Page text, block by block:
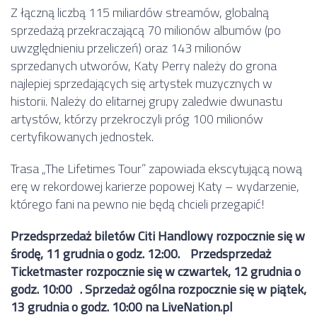
Z łączną liczbą 115 miliardów streamów, globalną
sprzedażą przekraczającą 70 milionów albumów (po
uwzględnieniu przeliczeń) oraz 143 milionów
sprzedanych utworów, Katy Perry należy do grona
najlepiej sprzedających się artystek muzycznych w
historii. Należy do elitarnej grupy zaledwie dwunastu
artystów, którzy przekroczyli próg 100 milionów
certyfikowanych jednostek.
Trasa „The Lifetimes Tour” zapowiada ekscytującą nową
erę w rekordowej karierze popowej Katy – wydarzenie,
którego fani na pewno nie będą chcieli przegapić!
Przedsprzedaż biletów Citi Handlowy rozpocznie się w
środę, 11 grudnia o godz. 12:00. Przedsprzedaż
Ticketmaster rozpocznie się w czwartek, 12 grudnia o
godz. 10:00 . Sprzedaż ogólna rozpocznie się w piątek,
13 grudnia o godz. 10:00 na LiveNation.pl